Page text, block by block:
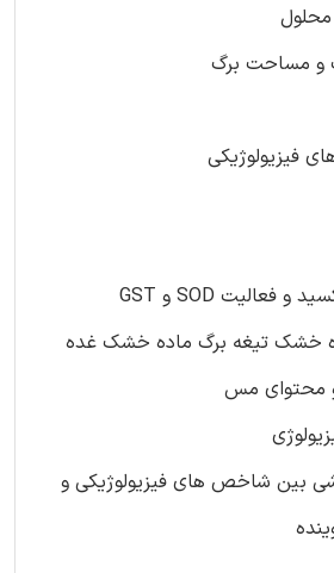
خشک تیغه برگ ماده خشک غده
محتوای مس
بین شاخص های فیزیولوژیکی و